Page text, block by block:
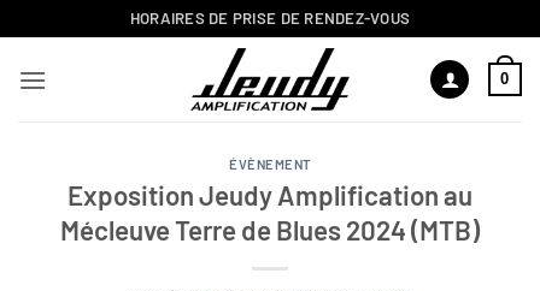
au
contenu
HORAIRES DE PRISE DE RENDEZ-VOUS
0
ÉVÈNEMENT
Exposition Jeudy Amplification au
Mécleuve Terre de Blues 2024 (MTB)